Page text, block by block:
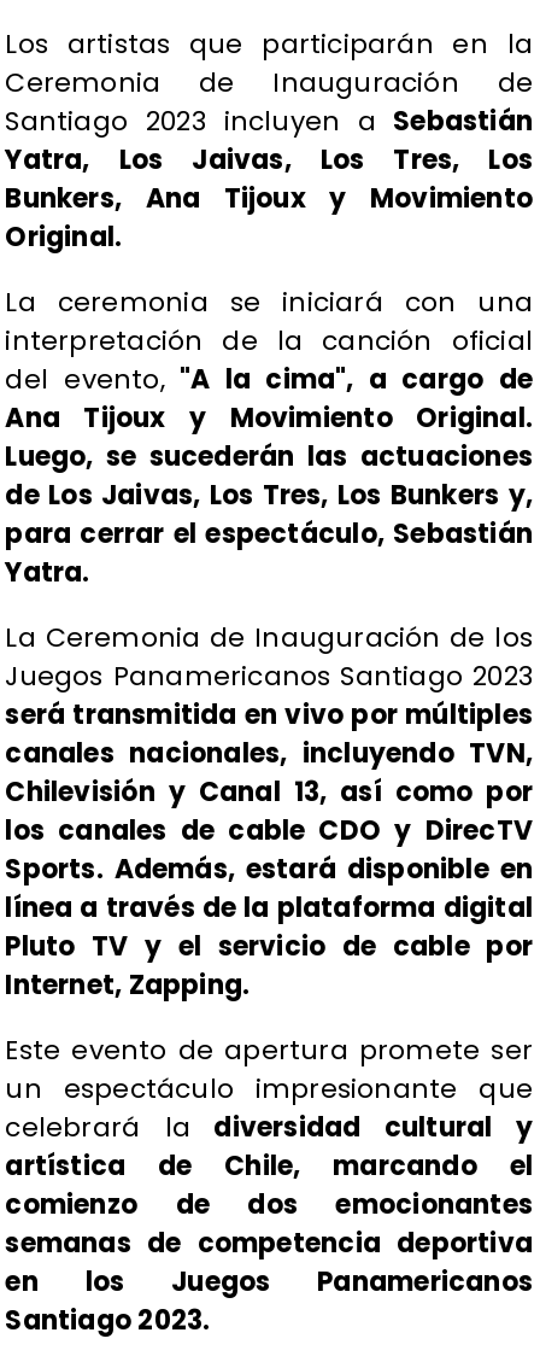
Los artistas que participarán en la
Ceremonia de Inauguración de
Santiago 2023 incluyen a Sebastián
Yatra, Los Jaivas, Los Tres, Los
Bunkers, Ana Tijoux y Movimiento
Original.
La ceremonia se iniciará con una
interpretación de la canción oficial
del evento,"A la cima", a cargo de
Ana Tijoux y Movimiento Original.
Luego, se sucederán las actuaciones
de Los Jaivas, Los Tres, Los Bunkers y,
para cerrar el espectáculo, Sebastián
Yatra.
La Ceremonia de Inauguración de los
Juegos Panamericanos Santiago 2023
será transmitida en vivo por múltiples
canales nacionales, incluyendo TVN,
Chilevisión y Canal 13, así como por
los canales de cable CDO y DirecTV
Sports. Además, estará disponible en
línea a través de la plataforma digital
Pluto TV y el servicio de cable por
Internet, Zapping.
Este evento de apertura promete ser
un espectáculo impresionante que
celebrará la diversidad cultural y
artística de Chile, marcando el
comienzo de dos emocionantes
semanas de competencia deportiva
en los Juegos Panamericanos
Santiago 2023.